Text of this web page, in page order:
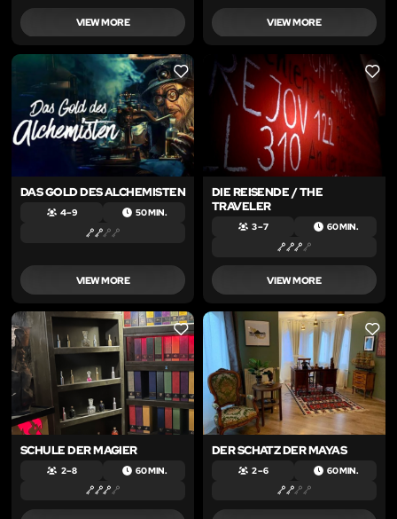
VIEW MORE VIEW MORE
LIKE
DAS GOLD DES ALCHEMISTEN
4 – 9 50 MIN.
VIEW MORE
LIKE
DIE REISENDE / THE
TRAVELER
3 – 7 60 MIN.
VIEW MORE
LIKE
SCHULE DER MAGIER
2 – 8 60 MIN.
LIKE
DER SCHATZ DER MAYAS
2 – 6 60 MIN.